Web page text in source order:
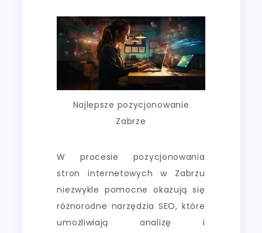
Najlepsze pozycjonowanie
Zabrze
W procesie pozycjonowania
stron internetowych w Zabrzu
niezwykle pomocne okazują się
różnorodne narzędzia SEO, które
umożliwiają analizę i